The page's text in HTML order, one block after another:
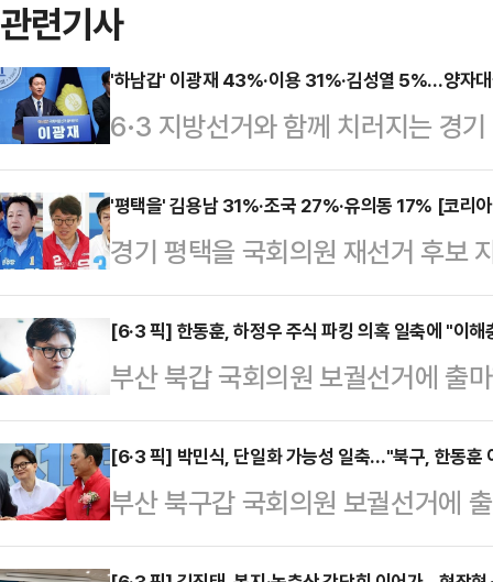
관련기사
'하남갑' 이광재 43%·이용 31%·김성열 5%…양자
6·3 지방선거와 함께 치러지는 경
민주당 후보가 오차범위 밖에서 앞
다.MBC가 코리아리서치에 의뢰
식으로 진행한 하남갑 후보 지지율
용 국민의힘 후보 31%, 김성열 개
하겠다'는 적극적 투표층에선 이광
4%로 이 후보가 우세했다.'지지 여
냐'는 질문에…
'평택을' 김용남 31%·조국 27%·유의동 17% [코리
경기 평택을 국회의원 재선거 후보
후보와 조국 조국혁신당 후보가 오
리서치가 MBC 의뢰로 16일부터
식으로 조사한 결과 김용남 후보는
힘 후보는 17%를 기록했다.김재연
후보는 7%를 얻었다.'반드시 투표
보 33%, 조국 후보 32%로 두 후보
보로 누구…
[6·3 픽] 한동훈, 하정우 주식 파킹 의혹 일축에 "이해
부산 북갑 국회의원 보궐선거에 출
킹 의혹을 일축한 가운데 한동훈 무
이 오히려 더 분명해졌다"고 직격
우 후보 말이 다 맞다고 치더라도
약이라고 했다가 베스팅 고문역할
[6·3 픽] 박민식, 단일화 가능성 일축…"북구, 한동훈
부산 북구갑 국회의원 보궐선거에
단일화 가능성을 일축하며 한동훈